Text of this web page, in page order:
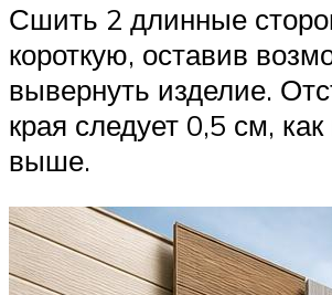
Сшить 2 длинные
короткую, оставив
вывернуть изделие.
края следует 0,5 см,
выше.